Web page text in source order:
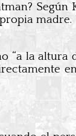
Según
madre.
la altura